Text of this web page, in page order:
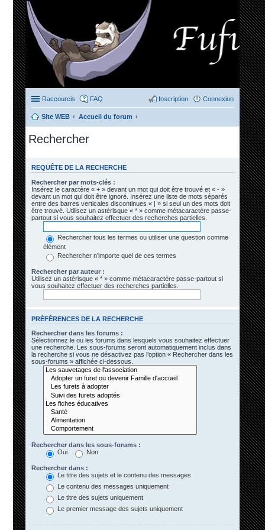
Raccourcis FAQ Connexion
Inscription
Site WEB Accueil du forum
Rechercher
REQUÊTE DE LA RECHERCHE
Rechercher par mots-clés :
Insérez le caractère « + » devant un mot qui doit être trouvé et « - »
devant un mot qui doit être ignoré. Insérez une liste de mots séparés
entre des barres verticales discontinues « | » si seul un des mots doit
être trouvé. Utilisez un astérisque « * » comme métacaractère passe-
partout si vous souhaitez effectuer des recherches partielles.
Rechercher tous les termes ou utiliser une question comme
élément
Rechercher n’importe quel de ces termes
Rechercher par auteur :
Utilisez un astérisque « * » comme métacaractère passe-partout si
vous souhaitez effectuer des recherches partielles.
PRÉFÉRENCES DE LA RECHERCHE
Rechercher dans les forums :
Sélectionnez le ou les forums dans lesquels vous souhaitez effectuer
une recherche. Les sous-forums seront automatiquement inclus dans
la recherche si vous ne désactivez pas l’option « Rechercher dans les
sous-forums » affichée ci-dessous.
Rechercher dans les sous-forums :
Oui
Non
Rechercher dans :
Le titre des sujets et le contenu des messages
Le contenu des messages uniquement
Le titre des sujets uniquement
Le premier message des sujets uniquement